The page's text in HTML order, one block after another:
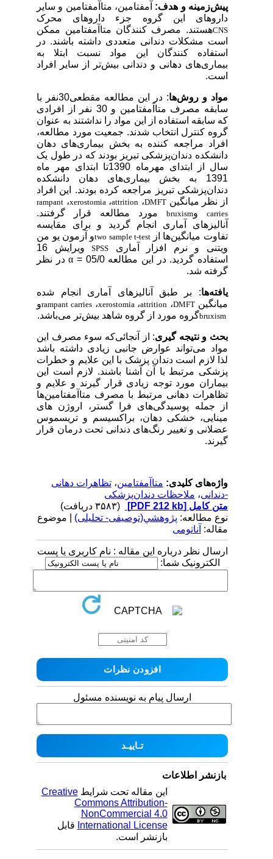
پیش‌زمینه و هدف:آمفتامین، متا‌آمفتامین و سایر
داروهای این گروه جزء داروهای محرک
CNSهستند. مصرف کنندگان متا‌آمفتامین ممکن
است مشکلات دندانی متعددی داشته باشند. در
استفاده کنندگان این مواد نسبت ابتلا به
بیماری‌های دهانی و دندانی بیش‌تر از سایر افراد
است.
مواد و روش‌ها
: در این مطالعه مقطعی30نفر با
سابقه مصرف متا‌آمفتامین و 30 نفر از افرادی
که سابقه استفاده از این مواد را نداشتند به عنوان
گروه کنترل انتخاب شدند. جمعیت مورد مطالعه،
افراد مراجعه کننده به بخش بیماری‌های دهان
دانشکده دندان‌پزشکی تبریز بودند که در طول یک
سال از ابتدای مهرماه 1390تا ابتدای مهر ماه
1391 به بخش بیماری‌های دهان دانشکده
دندان‌پزشکی تبریز مراجعه کرده بودند. این افراد
از نظر میانگینDMFT،attrition،xerostomia،rampant
carries
bruxism
مورد مطالعه قرار گرفتند.
آنالیزهای آماری انجام گردید و برای مقایسه
تفاوت میانگین‌ها از
two sample t-testو آزمون یو من
ویتنی و نرم افزار آماری SPSS
ویرایش 16
استفاده گردید. در این مطالعه 05/0 =
α در نظر
گرفته شد.
یافته‌ها: بر طبق آنالیزهای آماری انجام شده
میانگینDMFT،attrition،xerostomia،rampant carriesو
bruxismگروه مورد از گروه شاهد بیش‌تر می‌باشد.
بحث و نتیجه گیری : از آنجائی‌که سوء مصرف این
مواد می‌تواند عوارض جانبی زیادی داشته باشد
لذا لازم است دندان پزشک با این علایم و خطرات
پزشکی مرتبط با آن آشنا باشند. لازم است این
بیماران مورد توجه زیادی قرار گیرند و علایم و
تظاهرات دهانی مرتبط با مصرف متا‌آمفتامین‌ها
از جمله پوسیدگی‌های فرا گستر، اروژن های
مینایی، خشکی دهان، براکسیسم و تریسموس
عضلانی و تغییر رنگ‌های دندانی تحت درمان قرار
گیرند.
واژه‌های کلیدی:متا‌آمفتامین،تظاهرات دهانی
-دندانی،ملاحظات دندان‌پزشکی
متن کامل[PDF 212 kb]
نوع مطالعه:پژوهشي(توصیفی- تحلیلی) | موضوع
مقاله:آناتومی
ارسال نظر درباره این مقاله : نام کاربری یا پست
الکترونیک شما:
ارسال پیام به نویسنده مسئول
بازنشر اطلاعات
این مقاله تحت شرایطCreative
Commons Attribution-
NonCommercial 4.0
International Licenseقابل
بازنشر است.